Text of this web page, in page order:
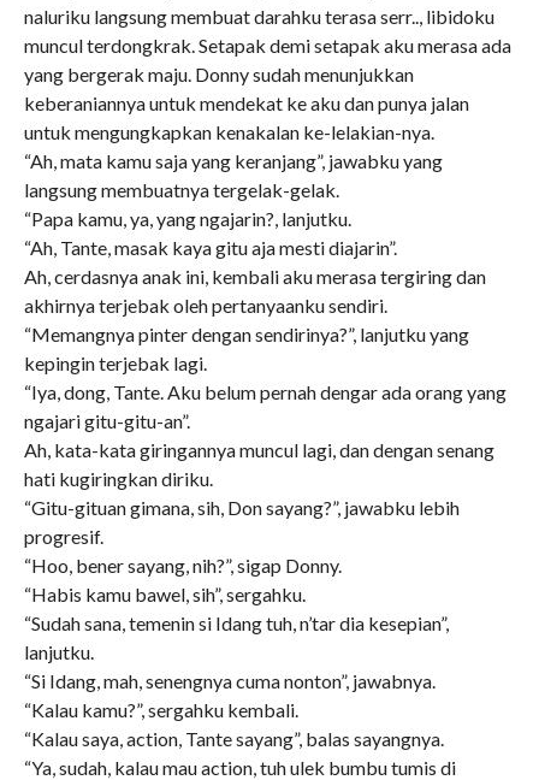
naluriku langsung membuat darahku terasa serr.., libidoku
muncul terdongkrak. Setapak demi setapak aku merasa ada
yang bergerak maju. Donny sudah menunjukkan
keberaniannya untuk mendekat ke aku dan punya jalan
untuk mengungkapkan kenakalan ke-lelakian-nya.
“Ah, mata kamu saja yang keranjang”, jawabku yang
langsung membuatnya tergelak-gelak.
“Papa kamu, ya, yang ngajarin?, lanjutku.
“Ah, Tante, masak kaya gitu aja mesti diajarin”.
Ah, cerdasnya anak ini, kembali aku merasa tergiring dan
akhirnya terjebak oleh pertanyaanku sendiri.
“Memangnya pinter dengan sendirinya?”, lanjutku yang
kepingin terjebak lagi.
“Iya, dong, Tante. Aku belum pernah dengar ada orang yang
ngajari gitu-gitu-an”.
Ah, kata-kata giringannya muncul lagi, dan dengan senang
hati kugiringkan diriku.
“Gitu-gituan gimana, sih, Don sayang?”, jawabku lebih
progresif.
“Hoo, bener sayang, nih?”, sigap Donny.
“Habis kamu bawel, sih”, sergahku.
“Sudah sana, temenin si Idang tuh, n’tar dia kesepian”,
lanjutku.
“Si Idang, mah, senengnya cuma nonton”, jawabnya.
“Kalau kamu?”, sergahku kembali.
“Kalau saya, action, Tante sayang”, balas sayangnya.
“Ya, sudah, kalau mau action, tuh ulek bumbu tumis di